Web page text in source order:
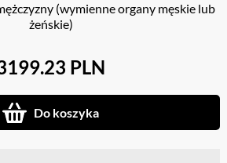
(wymienne organy męskie lub
żeńskie)
PLN
Do koszyka